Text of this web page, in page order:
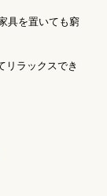
具を置いても窮
リラックスでき